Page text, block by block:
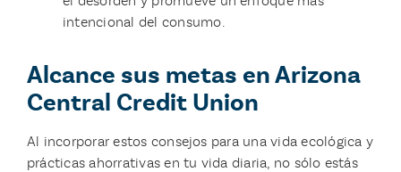
intencional del consumo.
Alcance sus metas en Arizona
Central Credit Union
Al incorporar estos consejos para una vida ecológica y
prácticas ahorrativas en tu vida diaria, no sólo estás